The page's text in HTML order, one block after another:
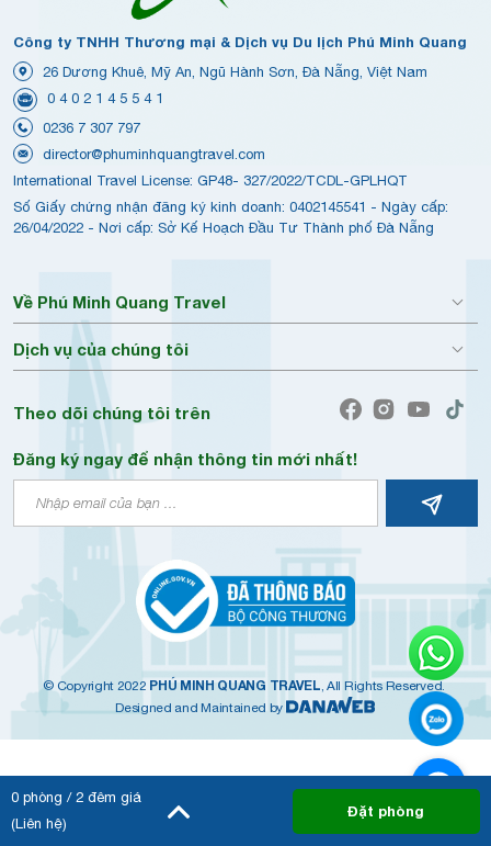
0 phòng / 2 đêm giá
(Liên hệ)
Đặt phòng
Công ty TNHH Thương mại & Dịch vụ Du lịch Phú Minh Quang
26 Dương Khuê, Mỹ An, Ngũ Hành Sơn, Đà Nẵng, Việt Nam
0 4 0 2 1 4 5 5 4 1
0236 7 307 797
director@phuminhquangtravel.com
International Travel License: GP48- 327/2022/TCDL-GPLHQT
Số Giấy chứng nhận đăng ký kinh doanh: 0402145541 - Ngày cấp:
26/04/2022 - Nơi cấp: Sở Kế Hoạch Đầu Tư Thành phố Đà Nẵng
Về Phú Minh Quang Travel
Dịch vụ của chúng tôi
Theo dõi chúng tôi trên
Đăng ký ngay để nhận thông tin mới nhất!
© Copyright 2022 PHÚ MINH QUANG TRAVEL, All Rights Reserved.
Designed and Maintained by